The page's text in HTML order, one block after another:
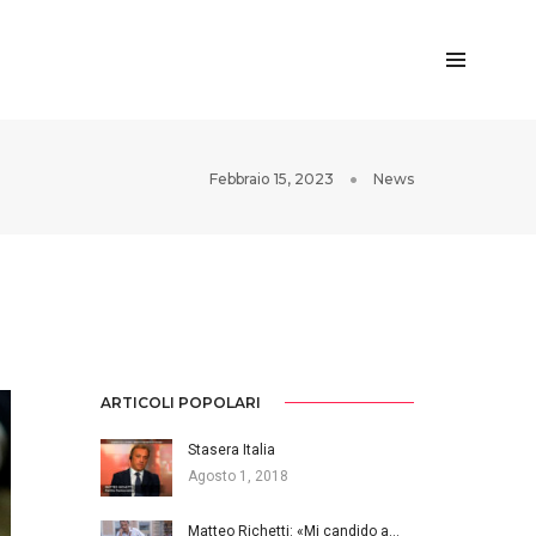
Febbraio 15, 2023 News
ARTICOLI POPOLARI
Stasera Italia
Agosto 1, 2018
Matteo Richetti: «Mi candido a…